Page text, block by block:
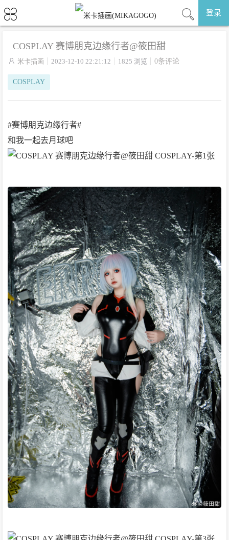
登录
COSPLAY 赛博朋克边缘行者@筱田甜
 米卡插画 2023-12-10 22:21:12 1825 浏览 0条评论
COSPLAY
#赛博朋克边缘行者#
和我一起去月球吧